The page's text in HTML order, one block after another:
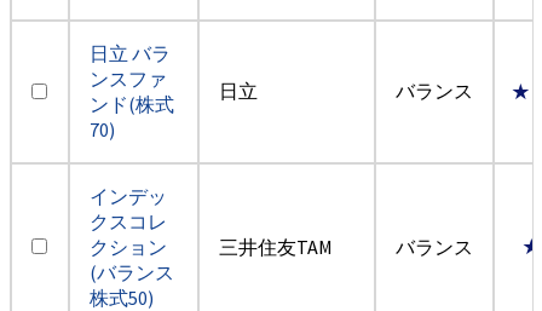
日立 バラ
ンスファ
ンド(株式
70)
日立 バランス
インデッ
クスコレ
クション
(バランス
株式50)
三井住友TAM バランス